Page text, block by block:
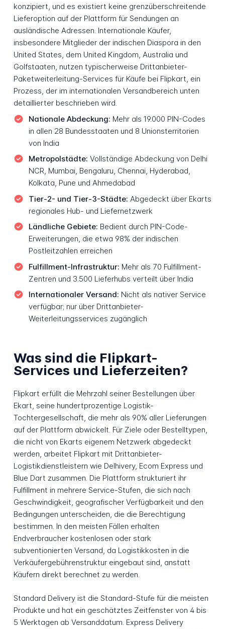
konzipiert, und es existiert keine grenzüberschreitende
Lieferoption auf der Plattform für Sendungen an
ausländische Adressen. Internationale Käufer,
insbesondere Mitglieder der indischen Diaspora in den
United States, dem United Kingdom, Australia und
Golfstaaten, nutzen typischerweise Drittanbieter-
Paketweiterleitung-Services für Käufe bei Flipkart, ein
Prozess, der im internationalen Versandbereich unten
detaillierter beschrieben wird.
Nationale Abdeckung: Mehr als 19.000 PIN-Codes
in allen 28 Bundesstaaten und 8 Unionsterritorien
von India
Metropolstädte: Vollständige Abdeckung von Delhi
NCR, Mumbai, Bengaluru, Chennai, Hyderabad,
Kolkata, Pune und Ahmedabad
Tier-2- und Tier-3-Städte: Abgedeckt über Ekarts
regionales Hub- und Liefernetzwerk
Ländliche Gebiete: Bedient durch PIN-Code-
Erweiterungen, die etwa 98% der indischen
Postleitzahlen erreichen
Fulfillment-Infrastruktur: Mehr als 70 Fulfillment-
Zentren und 3.500 Lieferhubs verteilt über India
Internationaler Versand: Nicht als nativer Service
verfügbar; nur über Drittanbieter-
Weiterleitungsservices zugänglich
Was sind die Flipkart-
Services und Lieferzeiten?
Flipkart erfüllt die Mehrzahl seiner Bestellungen über
Ekart, seine hundertprozentige Logistik-
Tochtergesellschaft, die mehr als 90% aller Lieferungen
auf der Plattform abwickelt. Für Ziele oder Bestelltypen,
die nicht von Ekarts eigenem Netzwerk abgedeckt
werden, arbeitet Flipkart mit Drittanbieter-
Logistikdienstleistern wie Delhivery, Ecom Express und
Blue Dart zusammen. Die Plattform strukturiert ihr
Fulfillment in mehrere Service-Stufen, die sich nach
Geschwindigkeit, geografischer Verfügbarkeit und den
Bedingungen unterscheiden, die die Berechtigung
bestimmen. In den meisten Fällen erhalten
Endverbraucher kostenlosen oder stark
subventionierten Versand, da Logistikkosten in die
Verkäufergebührenstruktur eingebaut sind, anstatt
Käufern direkt berechnet zu werden.
Standard Delivery ist die Standard-Stufe für die meisten
Produkte und hat ein geschätztes Zeitfenster von 4 bis
5 Werktagen ab Versanddatum. Express Delivery